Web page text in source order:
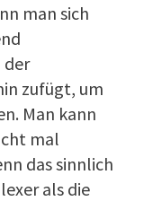
man sich
der
zufügt, um
Man kann
mal
das sinnlich
als die